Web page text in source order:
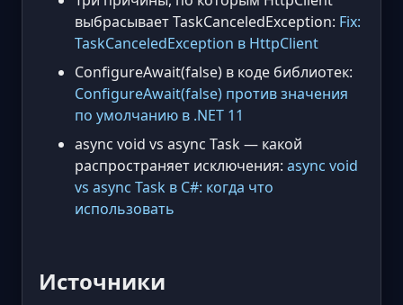
выбрасывает TaskCanceledException: Fix:
TaskCanceledException в HttpClient
ConfigureAwait(false) в коде библиотек:
ConfigureAwait(false) против значения
по умолчанию в .NET 11
async void vs async Task — какой
распространяет исключения: async void
vs async Task в C#: когда что
использовать
Источники